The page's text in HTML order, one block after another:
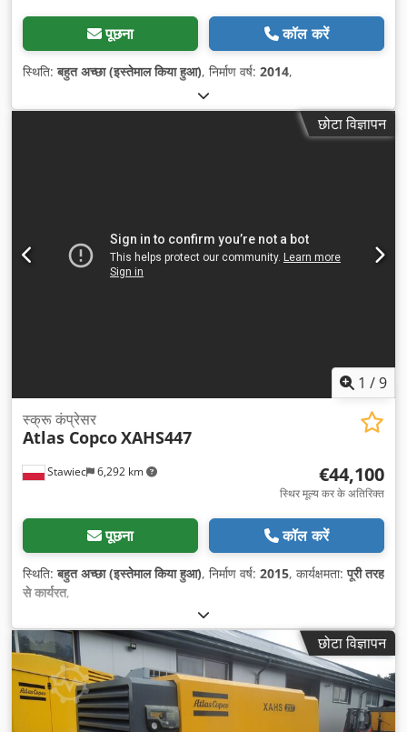
पूछना कॉल करें
स्थिति:बहुत अच्छा (इस्तेमाल किया हुआ), निर्माण वर्ष: 2014,
छोटा विज्ञापन
1 /9
Stawiec 6,292 km
स्क्रू कंप्रेसर
Atlas CopcoXAHS447
€44,100
स्थिर मूल्य कर के अतिरिक्त
पूछना कॉल करें
स्थिति:बहुत अच्छा (इस्तेमाल किया हुआ), निर्माण वर्ष: 2015, कार्यक्षमता:पूरी तरह
से कार्यरत,
छोटा विज्ञापन